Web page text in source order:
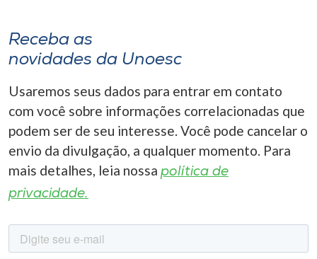
Receba as
novidades da Unoesc
Usaremos seus dados para entrar em contato
com você sobre informações correlacionadas que
podem ser de seu interesse. Você pode cancelar o
envio da divulgação, a qualquer momento. Para
mais detalhes, leia nossa política de
privacidade.